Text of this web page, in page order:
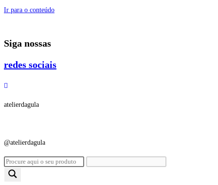
Ir para o conteúdo
Siga nossas
redes sociais
atelierdagula
@atelierdagula